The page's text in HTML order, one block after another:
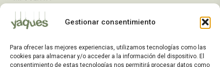
Gestionar consentimiento
Para ofrecer las mejores experiencias, utilizamos tecnologías como las
cookies para almacenar y/o acceder a la información del dispositivo. El
consentimiento de estas tecnologías nos permitirá procesar datos como
Dirección de Envío
Preguntas Frecuentes